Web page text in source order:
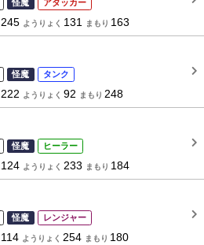
怪魔 アタッカー
245 ようりょく 131 まもり 163
怪魔 タンク
222 ようりょく 92 まもり 248
怪魔 ヒーラー
124 ようりょく 233 まもり 184
怪魔 レンジャー
114 ようりょく 254 まもり 180